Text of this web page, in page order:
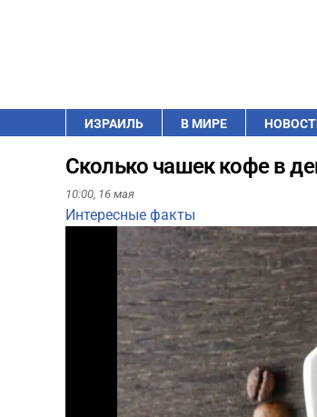
ИЗРАИЛЬ В МИРЕ
Сколько чашек кофе в
10:00, 16 мая
Интересные факты